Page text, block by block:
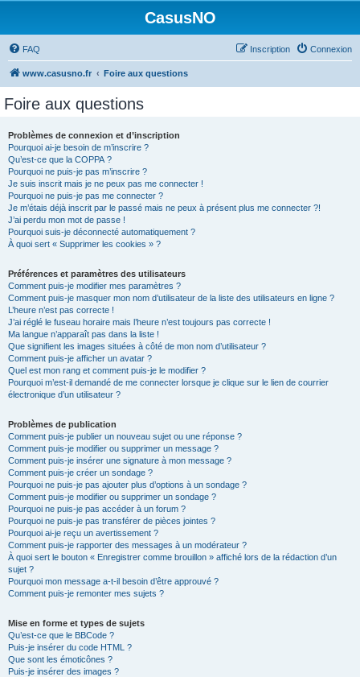
CasusNO
FAQ Connexion
Inscription
www.casusno.fr Foire aux questions
Foire aux questions
Problèmes de connexion et d’inscription
Pourquoi ai-je besoin de m’inscrire ?
Qu’est-ce que la COPPA ?
Pourquoi ne puis-je pas m’inscrire ?
Je suis inscrit mais je ne peux pas me connecter !
Pourquoi ne puis-je pas me connecter ?
Je m’étais déjà inscrit par le passé mais ne peux à présent plus me connecter ?!
J’ai perdu mon mot de passe !
Pourquoi suis-je déconnecté automatiquement ?
À quoi sert « Supprimer les cookies » ?
Préférences et paramètres des utilisateurs
Comment puis-je modifier mes paramètres ?
Comment puis-je masquer mon nom d’utilisateur de la liste des utilisateurs en ligne ?
L’heure n’est pas correcte !
J’ai réglé le fuseau horaire mais l’heure n’est toujours pas correcte !
Ma langue n’apparaît pas dans la liste !
Que signifient les images situées à côté de mon nom d’utilisateur ?
Comment puis-je afficher un avatar ?
Quel est mon rang et comment puis-je le modifier ?
Pourquoi m’est-il demandé de me connecter lorsque je clique sur le lien de courrier
électronique d’un utilisateur ?
Problèmes de publication
Comment puis-je publier un nouveau sujet ou une réponse ?
Comment puis-je modifier ou supprimer un message ?
Comment puis-je insérer une signature à mon message ?
Comment puis-je créer un sondage ?
Pourquoi ne puis-je pas ajouter plus d’options à un sondage ?
Comment puis-je modifier ou supprimer un sondage ?
Pourquoi ne puis-je pas accéder à un forum ?
Pourquoi ne puis-je pas transférer de pièces jointes ?
Pourquoi ai-je reçu un avertissement ?
Comment puis-je rapporter des messages à un modérateur ?
À quoi sert le bouton « Enregistrer comme brouillon » affiché lors de la rédaction d’un
sujet ?
Pourquoi mon message a-t-il besoin d’être approuvé ?
Comment puis-je remonter mes sujets ?
Mise en forme et types de sujets
Qu’est-ce que le BBCode ?
Puis-je insérer du code HTML ?
Que sont les émoticônes ?
Puis-je insérer des images ?